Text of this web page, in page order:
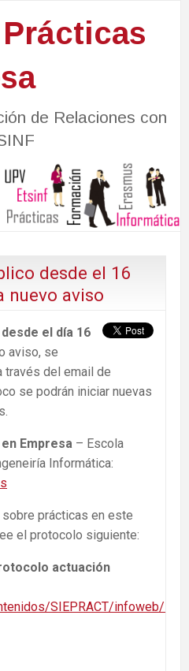
Prácticas
de Relaciones con
desde el 16
nuevo aviso
desde el día 16
aviso, se
través del email de
se podrán iniciar nuevas
Empresa – Escola
Informática:
prácticas en este
el protocolo siguiente:
actuación
SIEPRACT/infoweb/